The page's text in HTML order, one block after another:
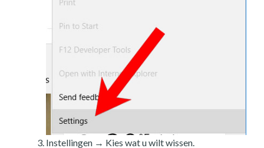
Instellingen → Kies wat u wilt wissen.